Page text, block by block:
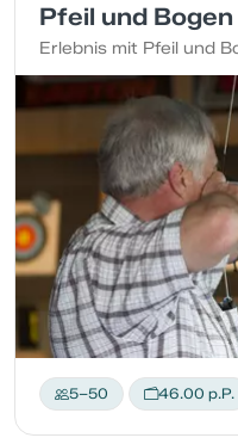
Pfeil und
Erlebnis mit Pfeil und
5–50 46.00 p.P.